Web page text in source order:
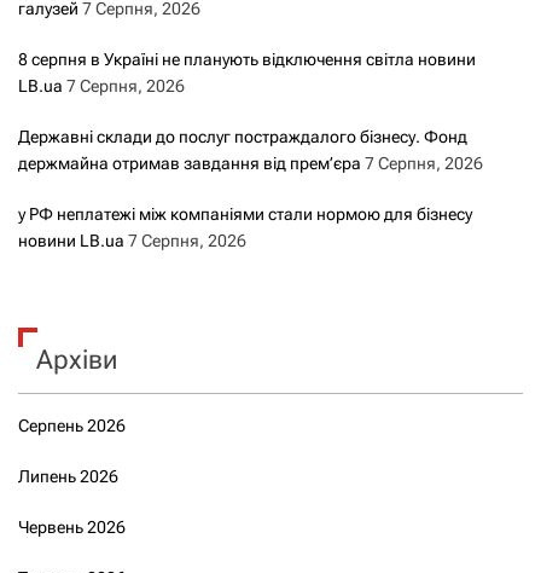
галузей 7 Серпня, 2026
8 серпня в Україні не планують відключення світла новини
LB.ua 7 Серпня, 2026
Державні склади до послуг постраждалого бізнесу. Фонд
держмайна отримав завдання від прем’єра 7 Серпня, 2026
у РФ неплатежі між компаніями стали нормою для бізнесу
новини LB.ua 7 Серпня, 2026
Архіви
Серпень 2026
Липень 2026
Червень 2026